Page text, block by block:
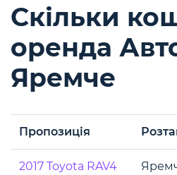
Скільки
оренда
Яремче
Пропозиція
2017 Toyota RAV4